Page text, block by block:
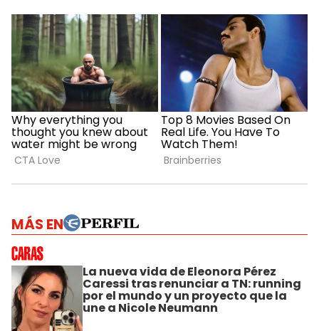
MÁS EN
La nueva vida de Eleonora Pérez
Caressi tras renunciar a TN: running
por el mundo y un proyecto que la
une a Nicole Neumann